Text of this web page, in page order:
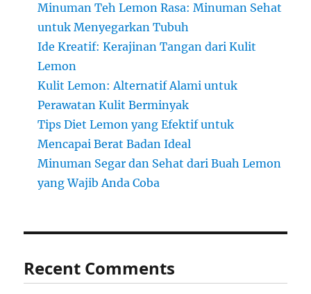
Minuman Teh Lemon Rasa: Minuman Sehat
untuk Menyegarkan Tubuh
Ide Kreatif: Kerajinan Tangan dari Kulit
Lemon
Kulit Lemon: Alternatif Alami untuk
Perawatan Kulit Berminyak
Tips Diet Lemon yang Efektif untuk
Mencapai Berat Badan Ideal
Minuman Segar dan Sehat dari Buah Lemon
yang Wajib Anda Coba
Recent Comments